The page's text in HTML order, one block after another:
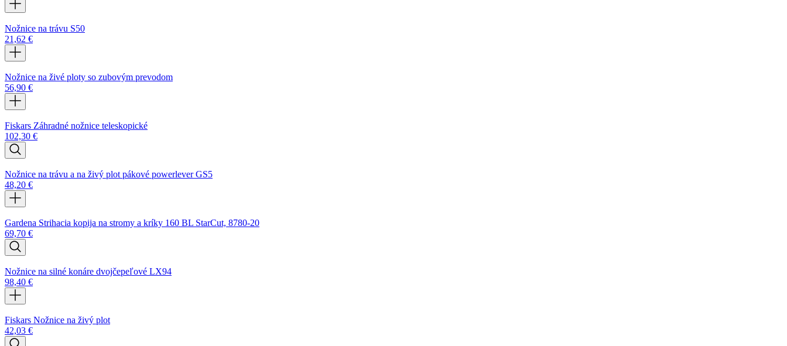
Nožnice na trávu S50
21,62 €
Nožnice na živé ploty so zubovým prevodom
56,90 €
Fiskars Záhradné nožnice teleskopické
102,30 €
Nožnice na trávu a na živý plot pákové powerlever GS5
48,20 €
Gardena Strihacia kopija na stromy a kríky 160 BL StarCut, 8780-20
69,70 €
Nožnice na silné konáre dvojčepeľové LX94
98,40 €
Fiskars Nožnice na živý plot
42,03 €